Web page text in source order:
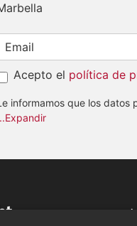
Acepto el política de
informamos que los datos